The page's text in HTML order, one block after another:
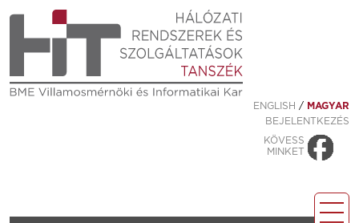
ENGLISH / MAGYAR
BEJELENTKEZÉS
KÖVESS
MINKET